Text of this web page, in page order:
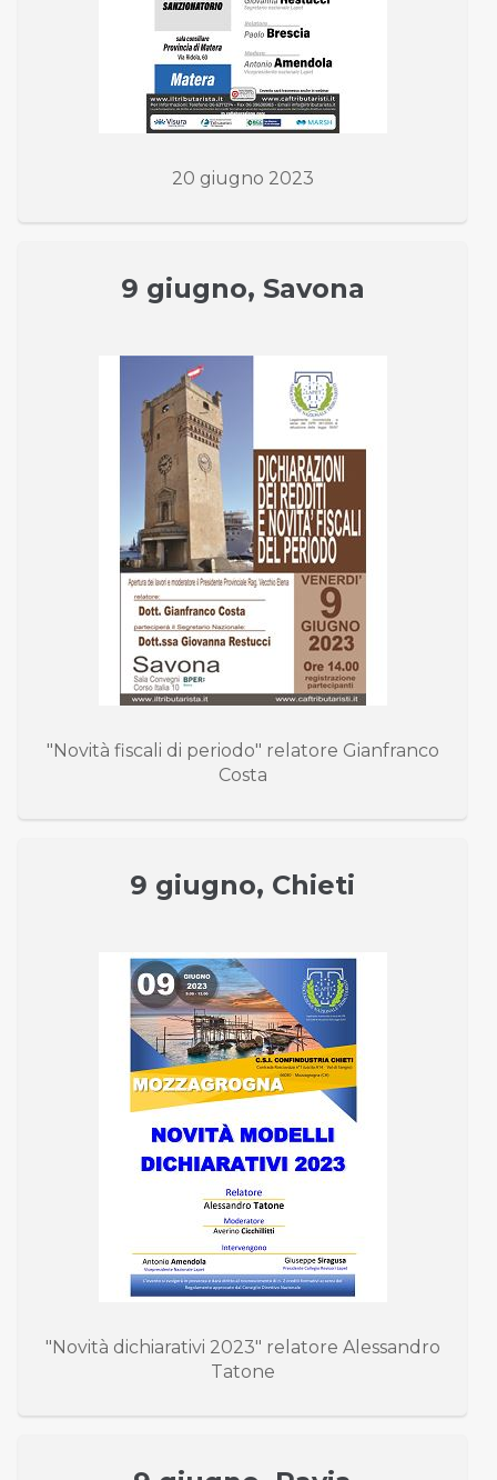
20 giugno 2023
9 giugno, Savona
"Novità fiscali di periodo" relatore Gianfranco
Costa
9 giugno, Chieti
"Novità dichiarativi 2023" relatore Alessandro
Tatone